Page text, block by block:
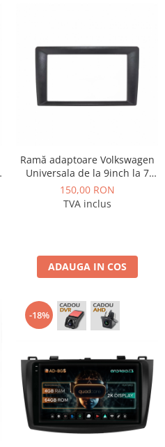
Ramă adaptoare Volkswagen
Universala de la 9inch la 7
inch - navigație Android 9″,
montaj dedicat
150,00 RON
TVA inclus
ADAUGA IN COS
-18%